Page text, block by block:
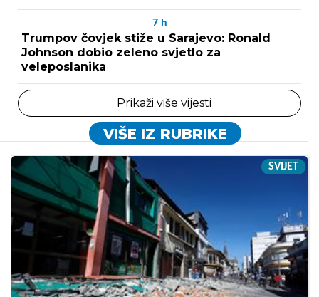
7 h
Trumpov čovjek stiže u Sarajevo: Ronald
Johnson dobio zeleno svjetlo za
veleposlanika
Prikaži više vijesti
VIŠE IZ RUBRIKE
SVIJET